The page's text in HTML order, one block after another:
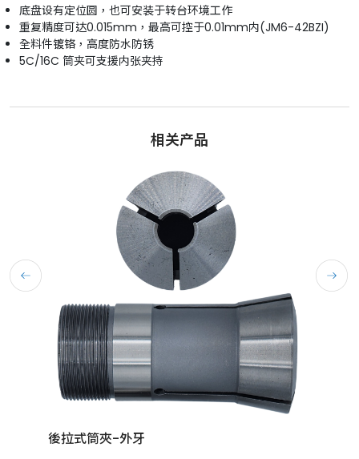
底盘设有定位圆，也可安装于转台环境工作
重复精度可达0.015mm，最高可控于0.01mm内(JM6-42BZI)
全料件镀铬，高度防水防锈
5C/16C 筒夹可支援内张夹持
相关产品
後拉式筒夾-外牙